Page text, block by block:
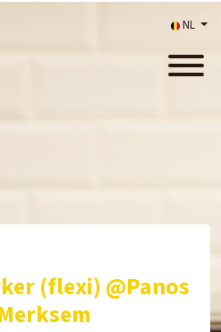
NL
(flexi) @Panos